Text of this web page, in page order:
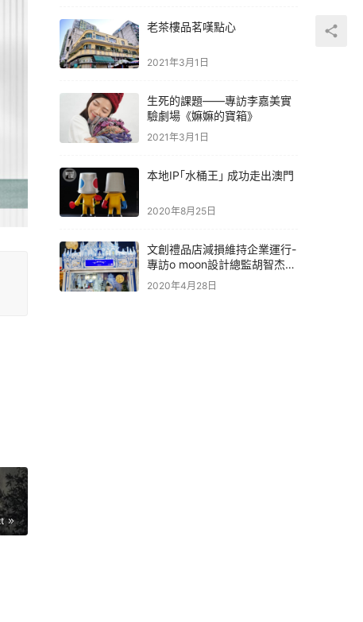
老茶樓品茗嘆點心
2021年3月1日
生死的課題——專訪李嘉美實
驗劇場《嫲嫲的寶箱》
2021年3月1日
本地IP｢水桶王｣ 成功走出澳門
2020年8月25日
文創禮品店減損維持企業運行-
專訪o moon設計總監胡智杰先
生
2020年4月28日